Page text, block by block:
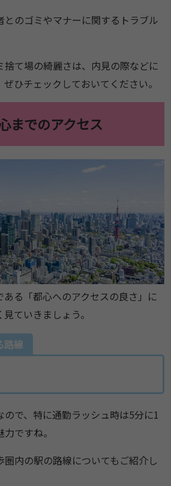
とのゴミやマナーに関するトラブル
捨て場の綺麗さは、内見の際などに
ひチェックしておいてください。
までのアクセス
ある「都心へのアクセスの良さ」に
ていきましょう。
路線
で、特に通勤ラッシュ時は5分に1
ですね。
圏内の駅の路線についてもご紹介し